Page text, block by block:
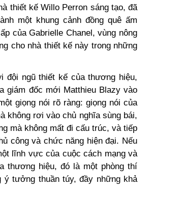
thiết kế Willo Perron sáng tạo, đã
một khung cảnh đồng quê ấm
của Gabrielle Chanel, vùng nông
cho nhà thiết kế này trong những
ngũ thiết kế của thương hiệu,
giám đốc mới Matthieu Blazy vào
giọng nói rõ ràng: giọng nói của
không rơi vào chủ nghĩa sùng bái,
mà không mất đi cấu trúc, và tiếp
công và chức năng hiện đại. Nếu
lĩnh vực của cuộc cách mạng và
thương hiệu, đó là một phòng thí
tưởng thuần túy, đầy những khả